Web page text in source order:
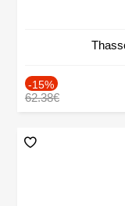
-15%
62.38€